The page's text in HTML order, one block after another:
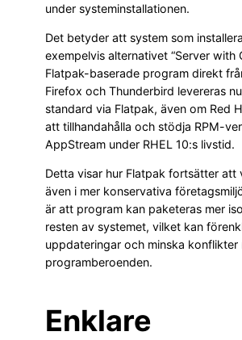
under systeminstallationen.
Det betyder att system som
exempelvis alternativet “Server with
Flatpak-baserade program direkt
Firefox och Thunderbird levereras
standard via Flatpak, även om Red
att tillhandahålla och stödja RPM-
AppStream under RHEL 10:s livstid.
Detta visar hur Flatpak fortsätter att
även i mer konservativa
är att program kan paketeras mer
resten av systemet, vilket kan
uppdateringar och minska konflikter
programberoenden.
Enklare